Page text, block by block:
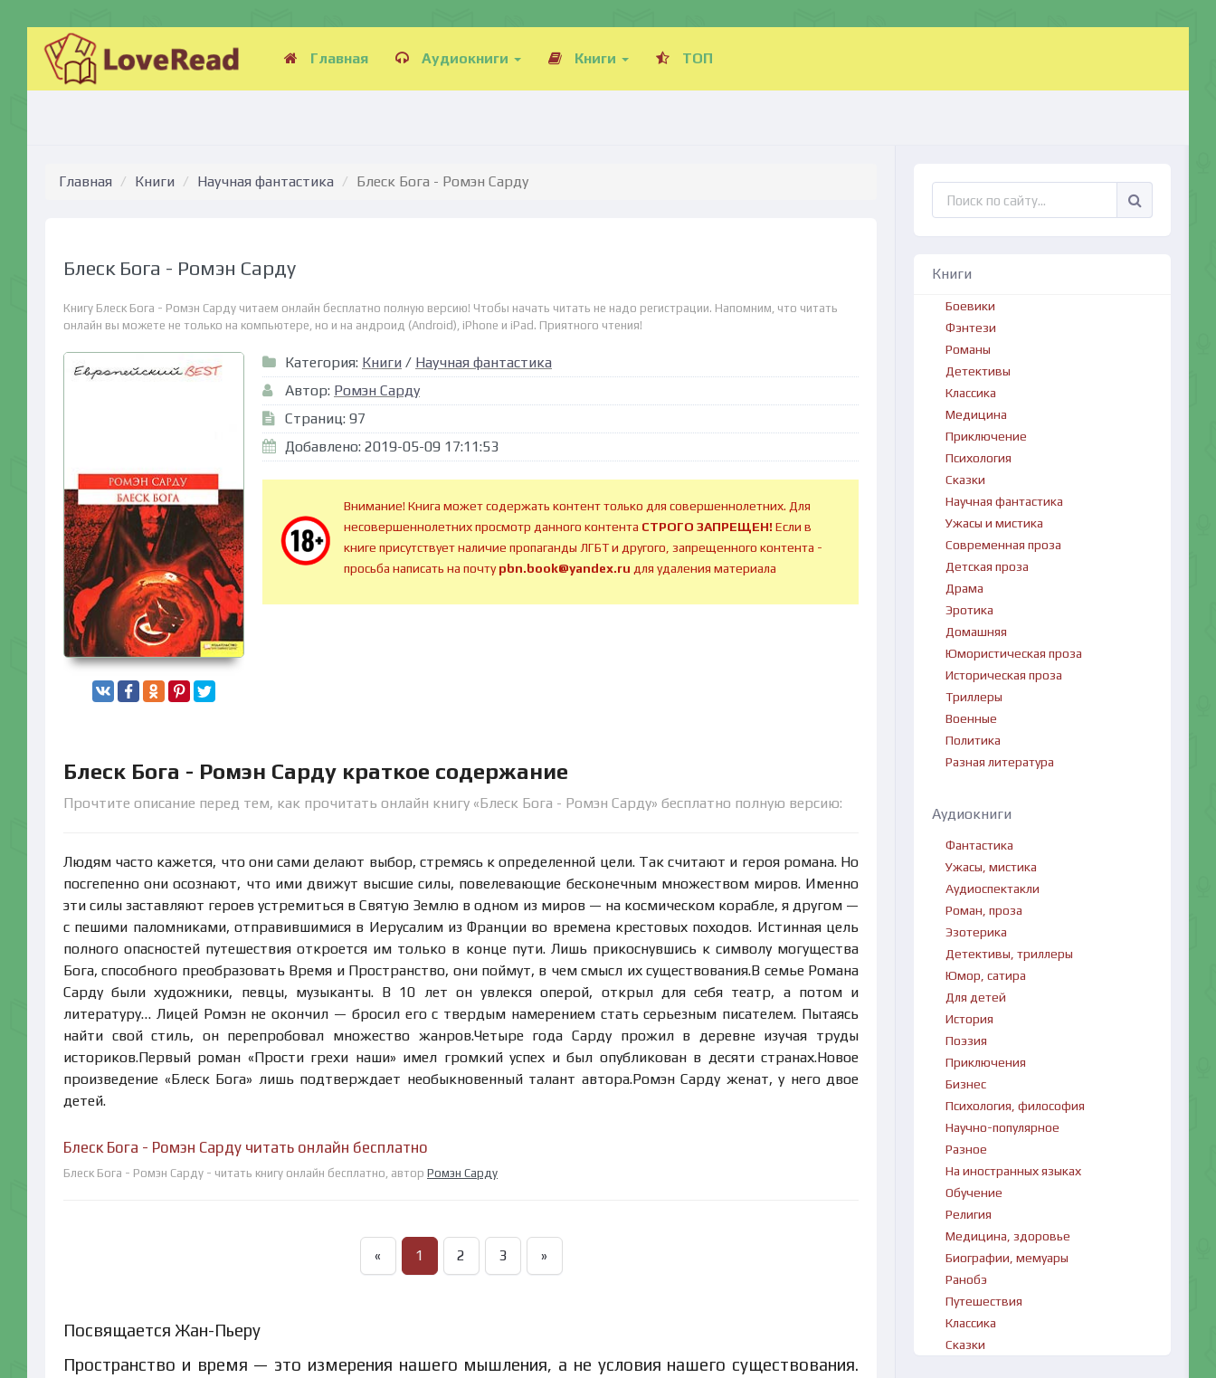
Главная Аудиокниги Книги ТОП
Главная Книги Научная фантастика Блеск Бога - Ромэн Сарду
Блеск Бога - Ромэн Сарду
Книгу Блеск Бога - Ромэн Сарду читаем онлайн бесплатно полную версию! Чтобы начать читать не надо регистрации. Напомним, что читать
онлайн вы можете не только на компьютере, но и на андроид (Android), iPhone и iPad. Приятного чтения!
Категория: Книги / Научная фантастика
Автор: Ромэн Сарду
Страниц: 97
Добавлено: 2019-05-09 17:11:53
Внимание! Книга может содержать контент только для совершеннолетних. Для
несовершеннолетних просмотр данного контента СТРОГО ЗАПРЕЩЕН!Если в
книге присутствует наличие пропаганды ЛГБТ и другого, запрещенного контента -
просьба написать на почтуpbn.book@yandex.ru для удаления материала
Блеск Бога - Ромэн Сарду краткое содержание
Прочтите описание перед тем, как прочитать онлайн книгу «Блеск Бога - Ромэн Сарду» бесплатно полную версию:
Людям часто кажется, что они сами делают выбор, стремясь к определенной цели. Так считают и героя романа. Но
посгепенно они осознают, что ими движут высшие силы, повелевающие бесконечным множеством миров. Именно
эти силы заставляют героев устремиться в Святую Землю в одном из миров — на космическом корабле, я другом —
с пешими паломниками, отправившимися в Иерусалим из Франции во времена крестовых походов. Истинная цель
полного опасностей путешествия откроется им только в конце пути. Лишь прикоснувшись к символу могущества
Бога, способного преобразовать Время и Пространство, они поймут, в чем смысл их существования.В семье Романа
Сарду были художники, певцы, музыканты. В 10 лет он увлекся оперой, открыл для себя театр, а потом и
литературу… Лицей Ромэн не окончил — бросил его с твердым намерением стать серьезным писателем. Пытаясь
найти свой стиль, он перепробовал множество жанров.Четыре года Сарду прожил в деревне изучая труды
историков.Первый роман «Прости грехи наши» имел громкий успех и был опубликован в десяти странах.Новое
произведение «Блеск Бога» лишь подтверждает необыкновенный талант автора.Ромэн Сарду женат, у него двое
детей.
Блеск Бога - Ромэн Сарду читать онлайн бесплатно
Блеск Бога - Ромэн Сарду - читать книгу онлайн бесплатно, автор Ромэн Сарду
« 1 2 3 »
Посвящается Жан-Пьеру
Пространство и время — это измерения нашего мышления, а не условия нашего существования.
Книги
Боевики
Фэнтези
Романы
Детективы
Классика
Медицина
Приключение
Психология
Сказки
Научная фантастика
Ужасы и мистика
Современная проза
Детская проза
Драма
Эротика
Домашняя
Юмористическая проза
Историческая проза
Триллеры
Военные
Политика
Разная литература
Аудиокниги
Фантастика
Ужасы, мистика
Аудиоспектакли
Роман, проза
Эзотерика
Детективы, триллеры
Юмор, сатира
Для детей
История
Поэзия
Приключения
Бизнес
Психология, философия
Научно-популярное
Разное
На иностранных языках
Обучение
Религия
Медицина, здоровье
Биографии, мемуары
Ранобэ
Путешествия
Классика
Сказки